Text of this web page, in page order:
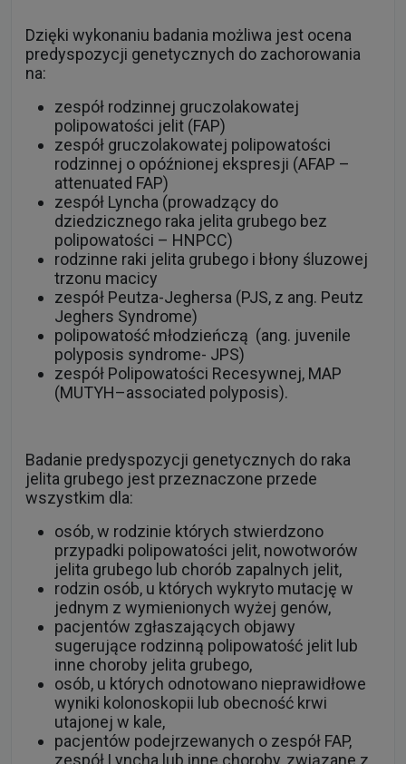
Dzięki wykonaniu badania możliwa jest ocena
predyspozycji genetycznych do zachorowania
na:
zespół rodzinnej gruczolakowatej
polipowatości jelit (FAP)
zespół gruczolakowatej polipowatości
rodzinnej o opóźnionej ekspresji (AFAP –
attenuated FAP)
zespół Lyncha (prowadzący do
dziedzicznego raka jelita grubego bez
polipowatości – HNPCC)
rodzinne raki jelita grubego i błony śluzowej
trzonu macicy
zespół Peutza-Jeghersa (PJS, z ang. Peutz
Jeghers Syndrome)
polipowatość młodzieńczą (ang. juvenile
polyposis syndrome- JPS)
zespół Polipowatości Recesywnej, MAP
(MUTYH–associated polyposis).
Badanie predyspozycji genetycznych do raka
jelita grubego jest przeznaczone przede
wszystkim dla:
osób, w rodzinie których stwierdzono
przypadki polipowatości jelit, nowotworów
jelita grubego lub chorób zapalnych jelit,
rodzin osób, u których wykryto mutację w
jednym z wymienionych wyżej genów,
pacjentów zgłaszających objawy
sugerujące rodzinną polipowatość jelit lub
inne choroby jelita grubego,
osób, u których odnotowano nieprawidłowe
wyniki kolonoskopii lub obecność krwi
utajonej w kale,
pacjentów podejrzewanych o zespół FAP,
zespół Lyncha lub inne choroby, związane z